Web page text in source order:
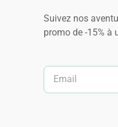
Suivez nos
promo de -15% à